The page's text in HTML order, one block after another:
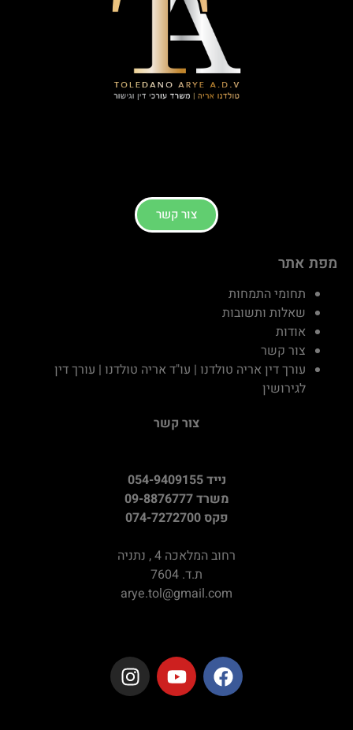
צור קשר
מפת אתר
תחומי התמחות
שאלות ותשובות
אודות
צור קשר
עורך דין אריה טולדנו | עו"ד אריה טולדנו | עורך דין
לגירושין
צור קשר
נייד 054-9409155
משרד 09-8876777
פקס 074-7272700
רחוב המלאכה 4 , נתניה
ת.ד. 7604
arye.tol@gmail.com